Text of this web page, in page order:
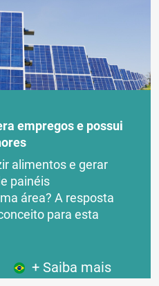
empregos e possui
alimentos e gerar
painéis
área? A resposta
para esta
+ Saiba mais